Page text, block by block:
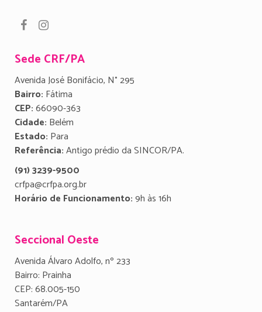
Sede CRF/PA
Avenida José Bonifácio, N° 295
Bairro: Fátima
CEP:66090-363
Cidade: Belém
Estado: Para
Referência:Antigo prédio da SINCOR/PA.
(91) 3239-9500
crfpa@crfpa.org.br
Horário de Funcionamento:9h às 16h
Seccional Oeste
Avenida Álvaro Adolfo, nº 233
Bairro: Prainha
CEP: 68.005-150
Santarém/PA